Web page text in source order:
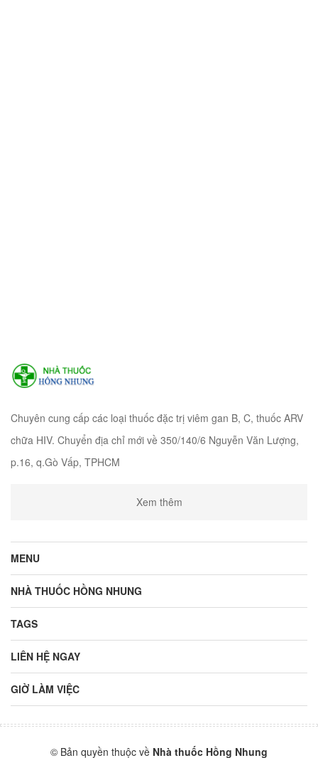
Chuyên cung cấp các loại thuốc đặc trị viêm gan B, C, thuốc ARV
chữa HIV. Chuyển địa chỉ mới về 350/140/6 Nguyễn Văn Lượng,
p.16, q.Gò Vấp, TPHCM
Xem thêm
MENU
NHÀ THUỐC HỒNG NHUNG
TAGS
LIÊN HỆ NGAY
GIỜ LÀM VIỆC
© Bản quyền thuộc về Nhà thuốc Hồng Nhung